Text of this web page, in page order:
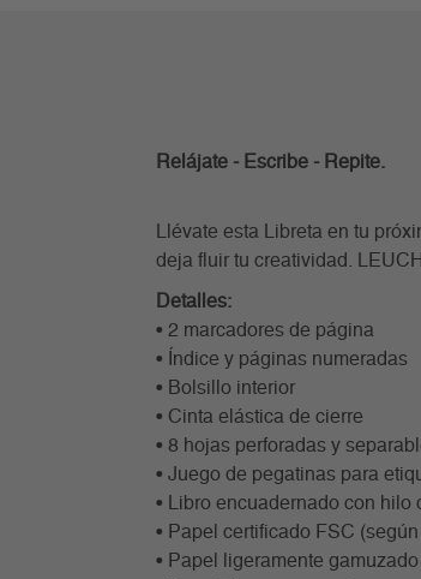
Relájate - Escribe - Repite.
Llévate esta Libreta en tu
deja fluir tu creatividad.
Detalles:
• 2 marcadores de página
• Índice y páginas numeradas
• Bolsillo interior
• Cinta elástica de cierre
• 8 hojas perforadas y
• Juego de pegatinas para
• Libro encuadernado con hilo
• Papel certificado FSC
• Papel ligeramente